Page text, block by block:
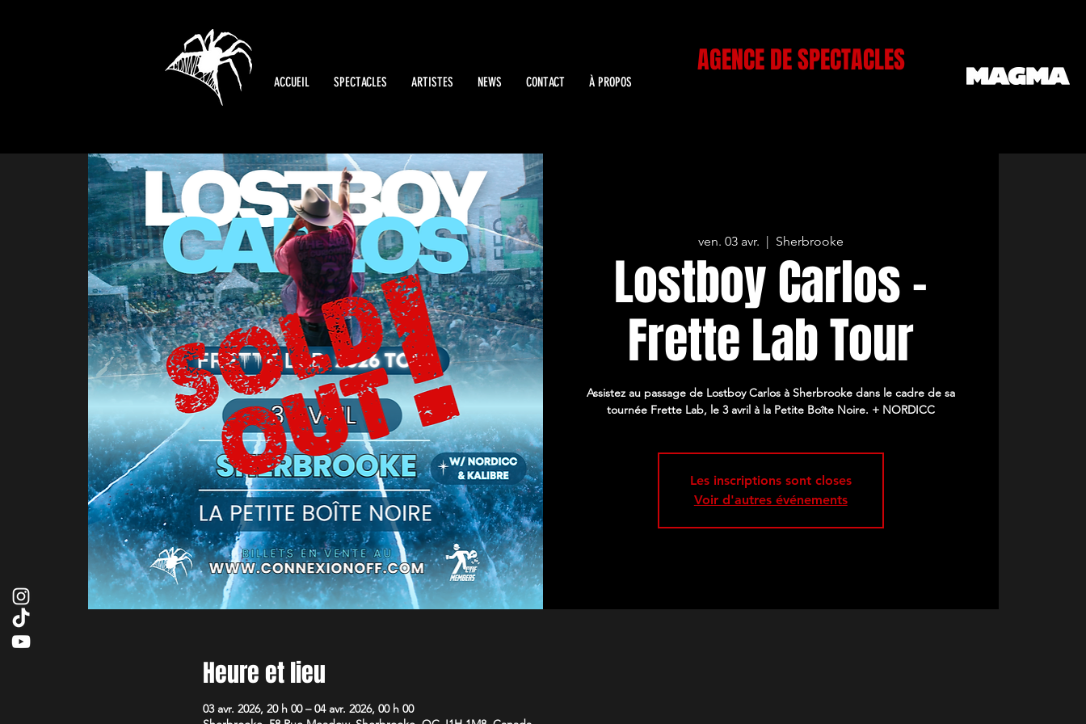
ACCUEIL SPECTACLES ARTISTES NEWS CONTACT À PROPOS
AGENCE DE SPECTACLES
ven. 03 avr. Sherbrooke
Lostboy Carlos -
Frette Lab Tour
Assistez au passage de Lostboy Carlos à Sherbrooke dans le cadre de sa
tournée Frette Lab, le 3 avril à la Petite Boîte Noire. + NORDICC
Les inscriptions sont closes
Voir d'autres événements
Heure et lieu
03 avr. 2026, 20 h 00 – 04 avr. 2026, 00 h 00